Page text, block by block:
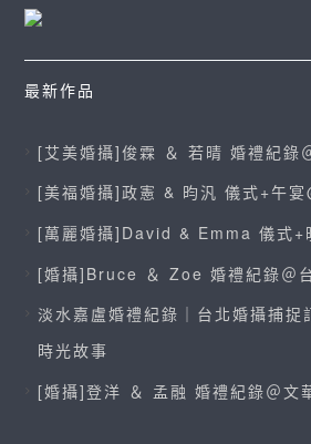
最新作品
[艾美婚攝]俊霖 ＆ 若晴 婚禮紀錄
[美福婚攝]政憲 & 昀汎 儀式+午宴
[萬麗婚攝]David & Emma 儀式+
[婚攝]Bruce ＆ Zoe 婚禮紀錄＠
淡水嘉盧婚禮紀錄｜台北婚攝捕捉
時光故事
[婚攝]登洋 ＆ 孟融 婚禮紀錄＠文